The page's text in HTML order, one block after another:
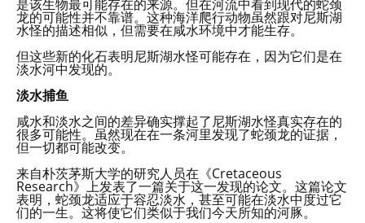
是该生物最可能存在的来源。但在河流中看到现代的蛇颈
龙的可能性并不靠谱。这种海洋爬行动物虽然跟对尼斯湖
水怪的描述相似，但需要在咸水环境中才能生存。
但这些新的化石表明尼斯湖水怪可能存在，因为它们是在
淡水河中发现的。
淡水捕鱼
咸水和淡水之间的差异确实撑起了尼斯湖水怪真实存在的
很多可能性。虽然现在在一条河里发现了蛇颈龙的证据，
但一切都可能改变。
来自朴茨茅斯大学的研究人员在《Cretaceous
Research》上发表了一篇关于这一发现的论文。这篇论文
表明，蛇颈龙适应于容忍淡水，甚至可能在淡水中度过它
们的一生。这将使它们类似于我们今天所知的河豚。